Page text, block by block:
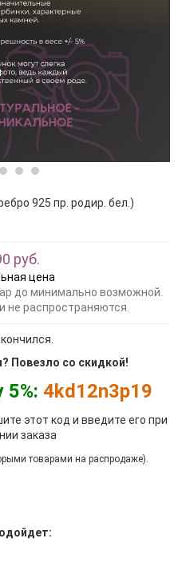
925 пр. родир. бел.)
руб.
цена
до минимально возможной.
не распространяются.
Повезло со скидкой!
5%: 4kd12n3p19
этот код и введите его при
заказа
товарами на распродаже).